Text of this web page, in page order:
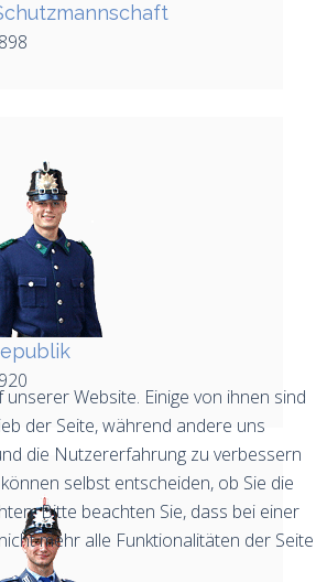
Website. Einige von ihnen sind
der Seite, während andere uns
die Nutzererfahrung zu verbessern
selbst entscheiden, ob Sie die
Bitte beachten Sie, dass bei einer
mehr alle Funktionalitäten der Seite